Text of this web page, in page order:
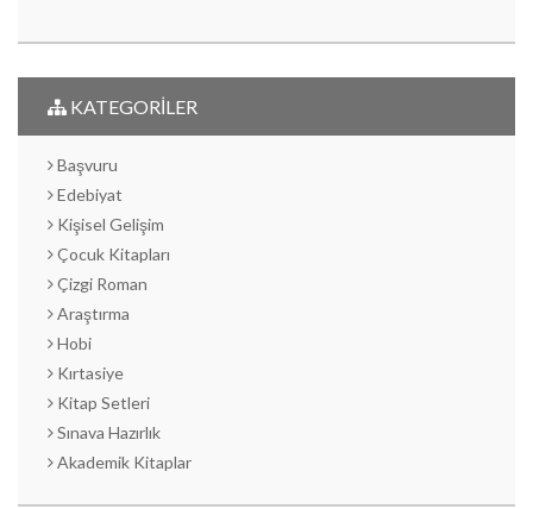
KATEGORİLER
Başvuru
Edebiyat
Kişisel Gelişim
Çocuk Kitapları
Çizgi Roman
Araştırma
Hobi
Kırtasiye
Kitap Setleri
Sınava Hazırlık
Akademik Kitaplar